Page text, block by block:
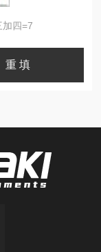
四=7